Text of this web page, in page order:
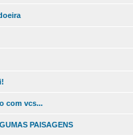
com vcs...
PAISAGENS